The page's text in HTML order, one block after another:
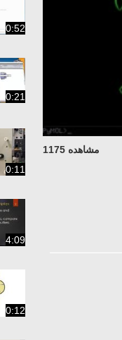
مشاهده 1175
0:52
0:21
0:11
4:09
0:12